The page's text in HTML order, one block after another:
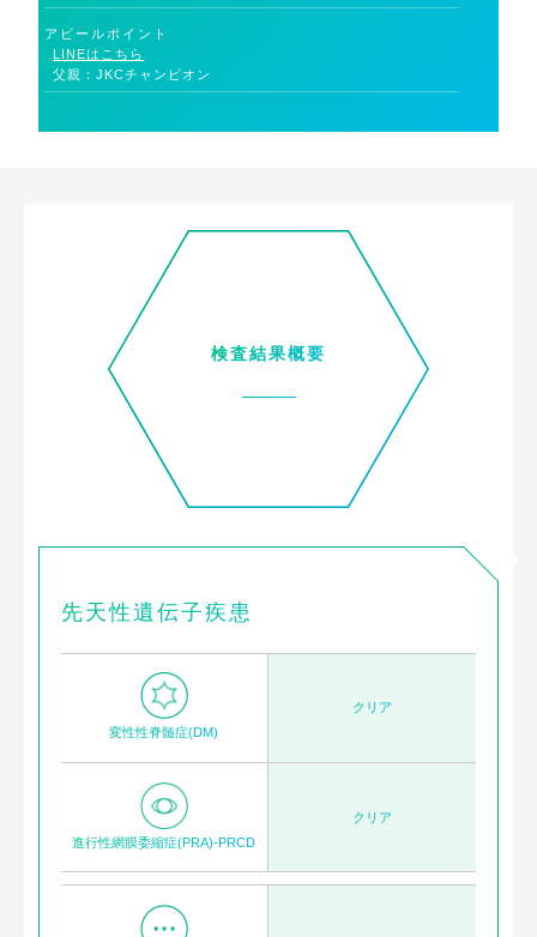
アピールポイント
LINEはこちら
父親：JKCチャンピオン
検査結果概要
先天性遺伝子疾患
変性性脊髄症(DM)
クリア
進行性網膜委縮症(PRA)-PRCD
クリア